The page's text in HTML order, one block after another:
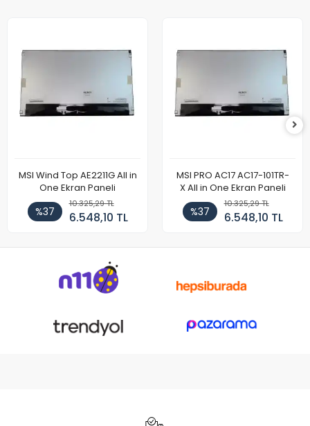
MSI Wind Top AE2211G All in
One Ekran Paneli
%37
10.325,29 TL
6.548,10 TL
MSI PRO AC17 AC17-101TR-
X All in One Ekran Paneli
%37
10.325,29 TL
6.548,10 TL